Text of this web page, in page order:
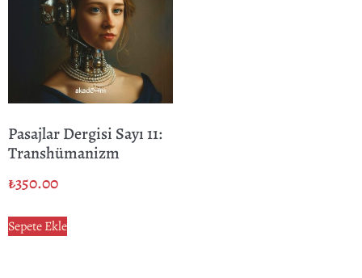
Pasajlar Dergisi Sayı 11:
Transhümanizm
₺350.00
Sepete Ekle